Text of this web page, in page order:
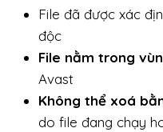
File đã được xác
độc
File nằm trong
Avast
Không thể xoá
do file đang chạy